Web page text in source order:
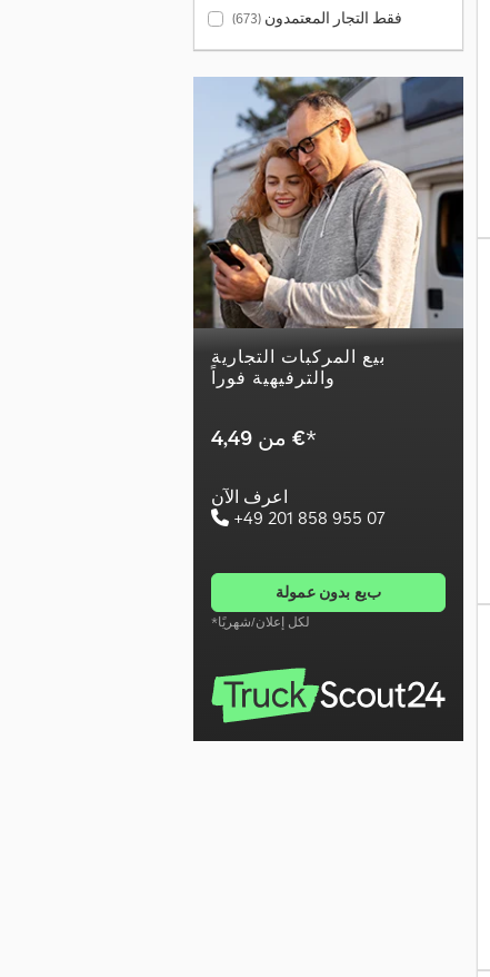
فقط التجار المعتمدون(673)
بيع المركبات التجارية
والترفيهية فوراً
من ‏4,49 €*
اعرف الآن
+49 201 858 955 07
بيع بدون عمولة
*لكل إعلان/شهريًا